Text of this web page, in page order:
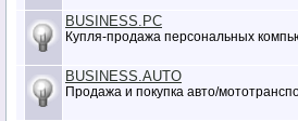
BUSINESS.PC
Купля-продажа персональных
BUSINESS.AUTO
Продажа и покупка авто/